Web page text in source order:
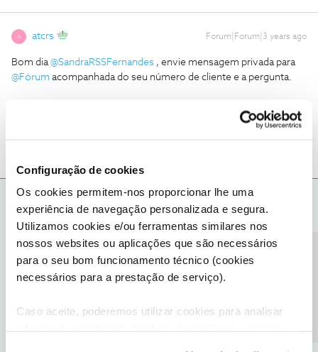
Configuração de cookies
Os cookies permitem-nos proporcionar lhe uma
experiência de navegação personalizada e segura.
Utilizamos cookies e/ou ferramentas similares nos
nossos websites ou aplicações que são necessários
para o seu bom funcionamento técnico (cookies
necessários para a prestação de serviço).
Caso aceite, poderemos utilizar cookies para analisar
A atcrs Forum|Forum|3 years ago
Bom dia@SandraRSSFernandes , envie mensagem privada para
@Fórum acompanhada do seu número de cliente e a pergunta.
João H. RESPOSTA Forum|Forum|3 years ago
Boa tarde@SandraRSSFernandes,
Agradecemos a sua mensagem.
As campanhas apresentadas a clientes são dinâmicas, pelo que
sugerimos que consulte as ofertas que temos para si através do
Obrigado